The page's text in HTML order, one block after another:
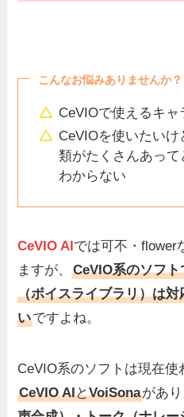
こんなお悩みありませんか？
CeVIOで使えるキャ
CeVIOを使いたい
類がたくさんあっ
わからない
CeVIO AIでは可不・flower
ますが、CeVIO系のソフ
（ボイスライブラリ）は
いですよね。
CeVIO系のソフトは現在
CeVIO AIとVoiSonaがあ